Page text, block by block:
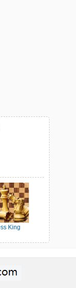
King